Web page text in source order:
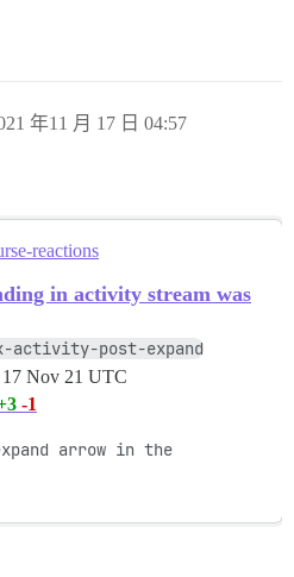
年11 月 17 日 04:57
reactions
in activity stream was
activity-post-expand
Nov 21 UTC
-1
arrow in the